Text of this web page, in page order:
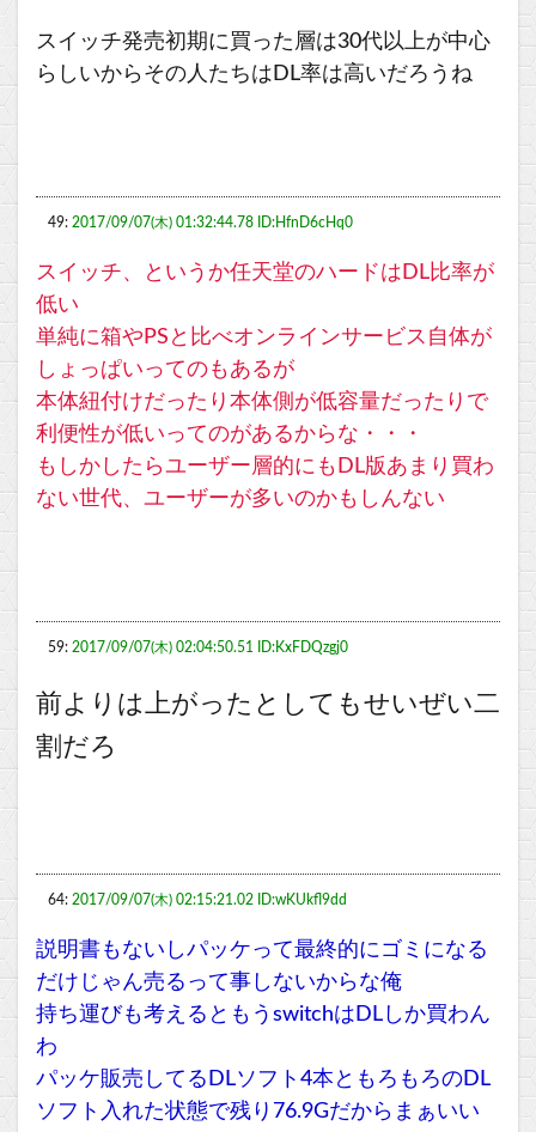
スイッチ発売初期に買った層は30代以上が中心
らしいからその人たちはDL率は高いだろうね
49: 2017/09/07(木) 01:32:44.78 ID:HfnD6cHq0
スイッチ、というか任天堂のハードはDL比率が
低い
単純に箱やPSと比べオンラインサービス自体が
しょっぱいってのもあるが
本体紐付けだったり本体側が低容量だったりで
利便性が低いってのがあるからな・・・
もしかしたらユーザー層的にもDL版あまり買わ
ない世代、ユーザーが多いのかもしんない
59: 2017/09/07(木) 02:04:50.51 ID:KxFDQzgj0
前よりは上がったとしてもせいぜい二
割だろ
64: 2017/09/07(木) 02:15:21.02 ID:wKUkfl9dd
説明書もないしパッケって最終的にゴミになる
だけじゃん売るって事しないからな俺
持ち運びも考えるともうswitchはDLしか買わん
わ
パッケ販売してるDLソフト4本ともろもろのDL
ソフト入れた状態で残り76.9Gだからまぁいい